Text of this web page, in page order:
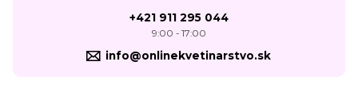
+421 911 295 044
9:00 - 17:00
info@onlinekvetinarstvo.sk